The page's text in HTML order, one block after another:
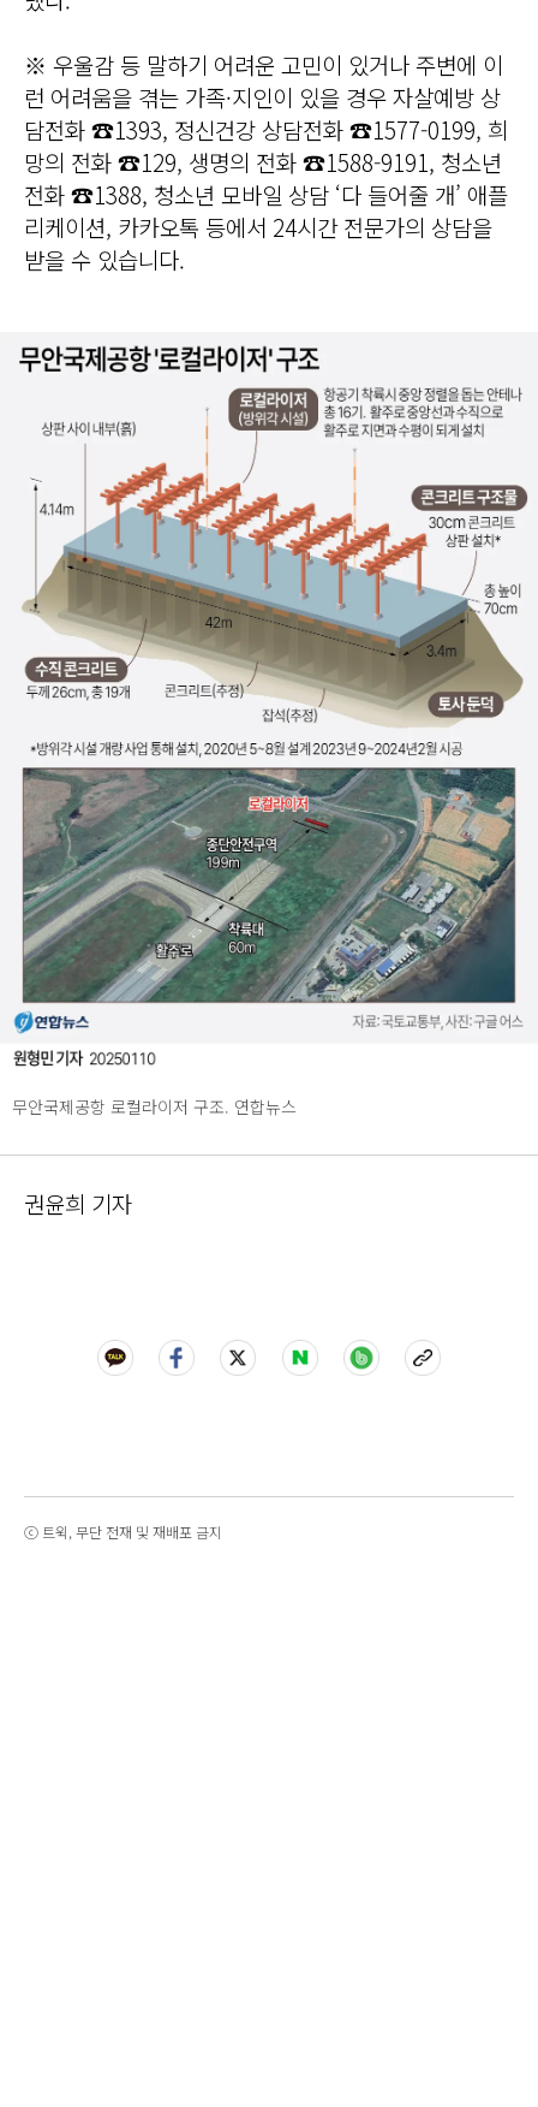
※ 우울감 등 말하기 어려운 고민이 있거나 주변에 이
런 어려움을 겪는 가족·지인이 있을 경우 자살예방 상
담전화 ☎1393, 정신건강 상담전화 ☎1577-0199, 희
망의 전화 ☎129, 생명의 전화 ☎1588-9191, 청소년
전화 ☎1388, 청소년 모바일 상담 ‘다 들어줄 개’ 애플
리케이션, 카카오톡 등에서 24시간 전문가의 상담을
받을 수 있습니다.
무안국제공항 로컬라이저 구조. 연합뉴스
권윤희 기자
ⓒ 트윅, 무단 전재 및 재배포 금지